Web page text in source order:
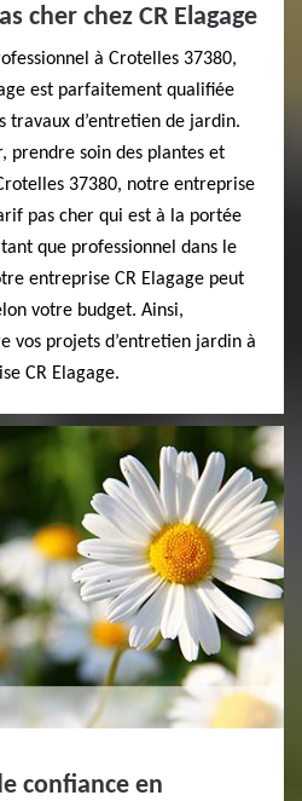
cher chez CR Elagage
à Crotelles 37380,
est parfaitement qualifiée
travaux d’entretien de jardin.
prendre soin des plantes et
37380, notre entreprise
pas cher qui est à la portée
que professionnel dans le
entreprise CR Elagage peut
votre budget. Ainsi,
vos projets d’entretien jardin à
CR Elagage.
confiance en